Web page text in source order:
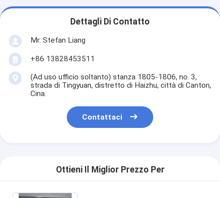
Dettagli Di Contatto
Mr. Stefan Liang
+86 13828453511
(Ad uso ufficio soltanto) stanza 1805-1806, no. 3,
strada di Tingyuan, distretto di Haizhu, città di Canton,
Cina.
Contattaci
Ottieni Il Miglior Prezzo Per